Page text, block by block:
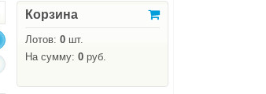
Корзина
Лотов:0 шт.
На сумму:0 руб.